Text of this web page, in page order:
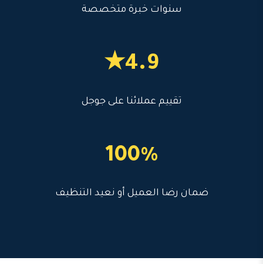
سنوات خبرة متخصصة
4.9★
تقييم عملائنا على جوجل
100%
ضمان رضا العميل أو نعيد التنظيف